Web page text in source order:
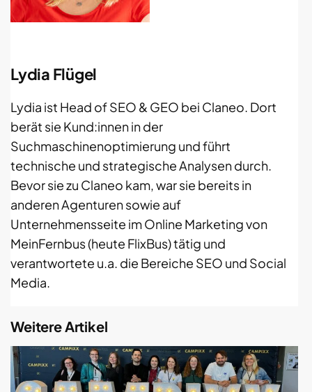
Lydia Flügel
Lydia ist Head of SEO & GEO bei Claneo. Dort
berät sie Kund:innen in der
Suchmaschinenoptimierung und führt
technische und strategische Analysen durch.
Bevor sie zu Claneo kam, war sie bereits in
anderen Agenturen sowie auf
Unternehmensseite im Online Marketing von
MeinFernbus (heute FlixBus) tätig und
verantwortete u.a. die Bereiche SEO und Social
Media.
Weitere Artikel